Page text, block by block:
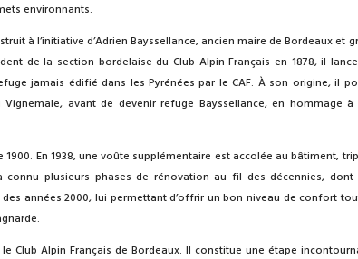
environnants.
à l’initiative d’Adrien Bayssellance, ancien maire de Bordeaux et
de la section bordelaise du Club Alpin Français en 1878, il
jamais édifié dans les Pyrénées par le CAF. À son origine, il
avant de devenir refuge Bayssellance, en hommage à
En 1938, une voûte supplémentaire est accolée au bâtiment,
connu plusieurs phases de rénovation au fil des décennies, dont
années 2000, lui permettant d’offrir un bon niveau de confort
Club Alpin Français de Bordeaux. Il constitue une étape